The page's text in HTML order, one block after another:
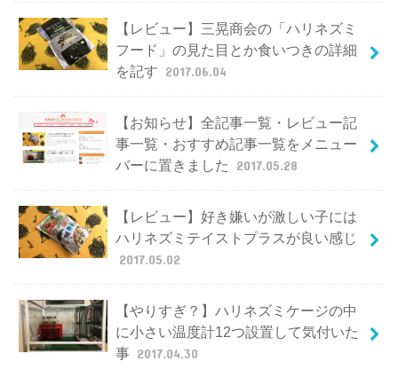
【レビュー】三晃商会の「ハリネズミ
フード」の見た目とか食いつきの詳細
を記す 2017.06.04
【お知らせ】全記事一覧・レビュー記
事一覧・おすすめ記事一覧をメニュー
バーに置きました
2017.05.28
【レビュー】好き嫌いが激しい子には
ハリネズミテイストプラスが良い感じ
2017.05.02
【やりすぎ？】ハリネズミケージの中
に小さい温度計12つ設置して気付いた
事 2017.04.30